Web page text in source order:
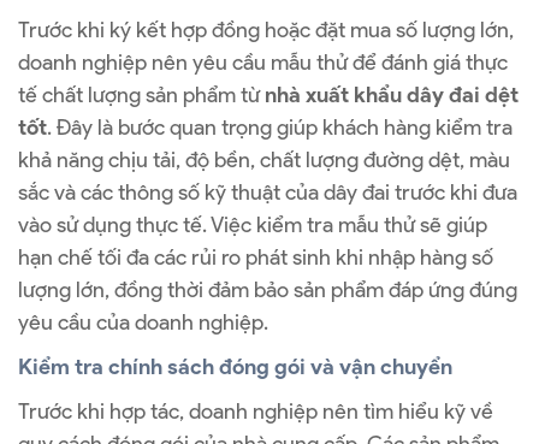
Trước khi ký kết hợp đồng hoặc đặt mua số lượng lớn,
doanh nghiệp nên yêu cầu mẫu thử để đánh giá thực
tế chất lượng sản phẩm từnhà xuất khẩu dây đai dệt
tốt. Đây là bước quan trọng giúp khách hàng kiểm tra
khả năng chịu tải, độ bền, chất lượng đường dệt, màu
sắc và các thông số kỹ thuật của dây đai trước khi đưa
vào sử dụng thực tế. Việc kiểm tra mẫu thử sẽ giúp
hạn chế tối đa các rủi ro phát sinh khi nhập hàng số
lượng lớn, đồng thời đảm bảo sản phẩm đáp ứng đúng
yêu cầu của doanh nghiệp.
Kiểm tra chính sách đóng gói và vận chuyển
Trước khi hợp tác, doanh nghiệp nên tìm hiểu kỹ về